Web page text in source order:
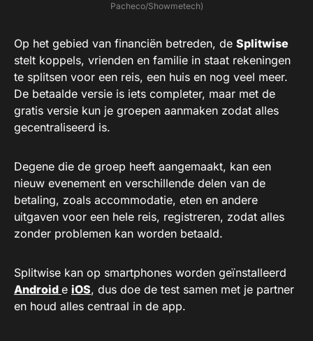
Pacheco/Showmetech)
Op het gebied van financiën betreden, de Splitwise
stelt koppels, vrienden en familie in staat rekeningen
te splitsen voor een reis, een huis en nog veel meer.
De betaalde versie is iets completer, maar met de
gratis versie kun je groepen aanmaken zodat alles
gecentraliseerd is.
Degene die de groep heeft aangemaakt, kan een
nieuw evenement en verschillende delen van de
betaling, zoals accommodatie, eten en andere
uitgaven voor een hele reis, registreren, zodat alles
zonder problemen kan worden betaald.
Splitwise kan op smartphones worden geïnstalleerd
Android e iOS, dus doe de test samen met je partner
en houd alles centraal in de app.